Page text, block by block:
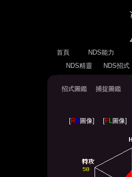
首頁 NDS能力
NDS精靈
NDS招式
招式圖鑑 捕捉圖鑑
[RS 圖像] [FL圖像]